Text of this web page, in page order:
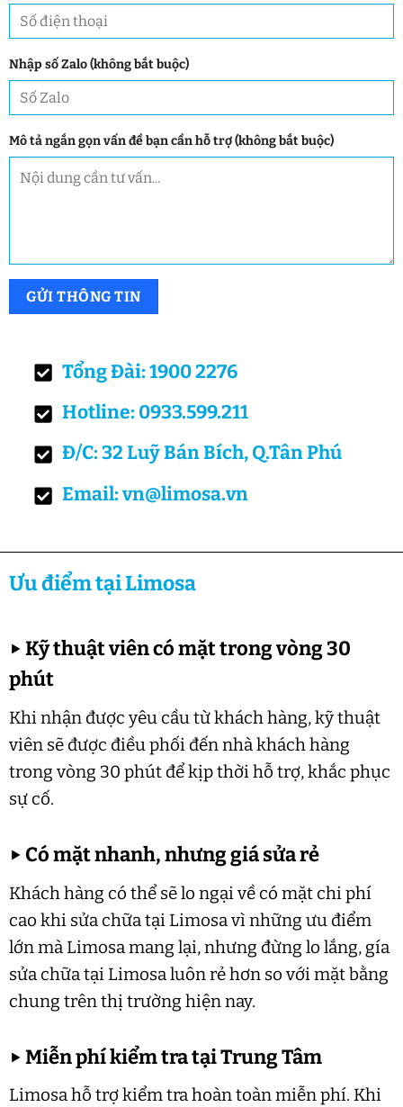
Nhập số Zalo (không bắt buộc)
Mô tả ngắn gọn vấn đề bạn cần hỗ trợ (không bắt buộc)
Tổng Đài: 1900 2276
Hotline: 0933.599.211
Đ/C: 32 Luỹ Bán Bích, Q.Tân Phú
Email: vn@limosa.vn
Ưu điểm tại Limosa
▶Kỹ thuật viên có mặt trong vòng 30
phút
Khi nhận được yêu cầu từ khách hàng, kỹ thuật
viên sẽ được điều phối đến nhà khách hàng
trong vòng 30 phút để kịp thời hỗ trợ, khắc phục
sự cố.
▶ Có mặt nhanh, nhưng giá sửa rẻ
Khách hàng có thể sẽ lo ngại về có mặt chi phí
cao khi sửa chữa tại Limosa vì những ưu điểm
lớn mà Limosa mang lại, nhưng đừng lo lắng, gía
sửa chữa tại Limosa luôn rẻ hơn so với mặt bằng
chung trên thị trường hiện nay.
▶Miễn phí kiểm tra tại Trung Tâm
Limosa hỗ trợ kiểm tra hoàn toàn miễn phí. Khi